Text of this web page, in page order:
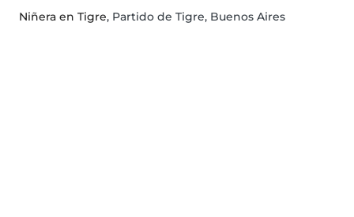
Niñera en Tigre, Partido de Tigre, Buenos Aires